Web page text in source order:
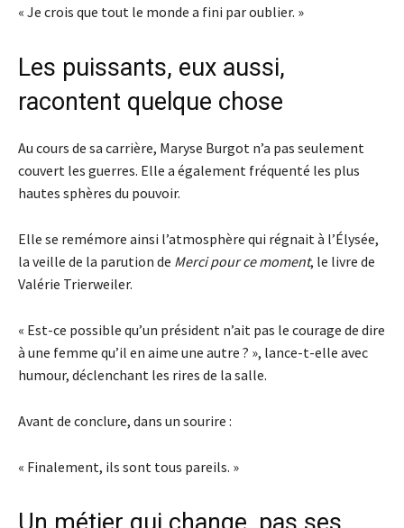
« Je crois que tout le monde a fini par oublier. »
Les puissants, eux aussi,
racontent quelque chose
Au cours de sa carrière, Maryse Burgot n’a pas seulement
couvert les guerres. Elle a également fréquenté les plus
hautes sphères du pouvoir.
Elle se remémore ainsi l’atmosphère qui régnait à l’Élysée,
la veille de la parution de Merci pour ce moment, le livre de
Valérie Trierweiler.
« Est-ce possible qu’un président n’ait pas le courage de dire
à une femme qu’il en aime une autre ? », lance-t-elle avec
humour, déclenchant les rires de la salle.
Avant de conclure, dans un sourire :
« Finalement, ils sont tous pareils. »